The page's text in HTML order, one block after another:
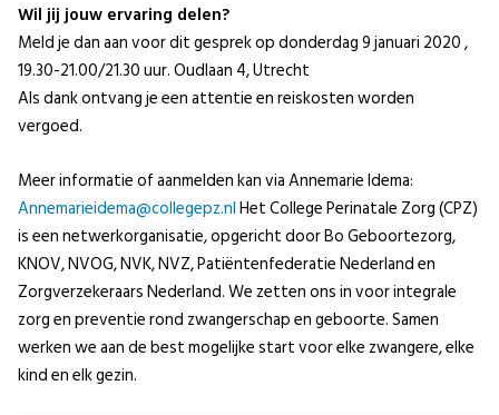
Wil jij jouw ervaring delen?
Meld je dan aan voor dit gesprek op donderdag 9 januari 2020 ,
19.30-21.00/21.30 uur. Oudlaan 4, Utrecht
Als dank ontvang je een attentie en reiskosten worden
vergoed.
Meer informatie of aanmelden kan via Annemarie Idema:
Annemarieidema@collegepz.nlHet College Perinatale Zorg (CPZ)
is een netwerkorganisatie, opgericht door Bo Geboortezorg,
KNOV, NVOG, NVK, NVZ, Patiëntenfederatie Nederland en
Zorgverzekeraars Nederland. We zetten ons in voor integrale
zorg en preventie rond zwangerschap en geboorte. Samen
werken we aan de best mogelijke start voor elke zwangere, elke
kind en elk gezin.